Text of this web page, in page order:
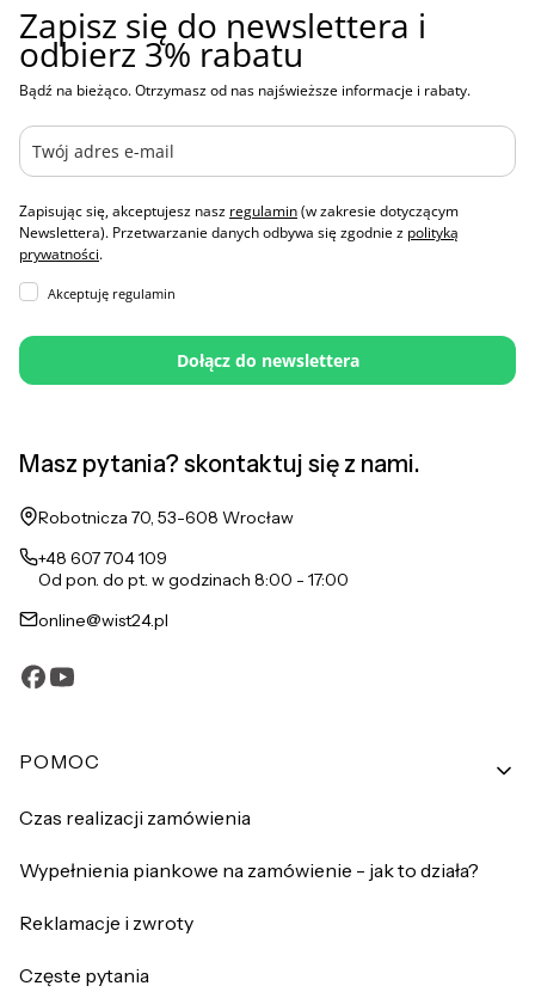
Zapisz się do newslettera i
odbierz 3% rabatu
Bądź na bieżąco. Otrzymasz od nas najświeższe informacje i rabaty.
Zapisując się, akceptujesz nasz regulamin(w zakresie dotyczącym
Newslettera). Przetwarzanie danych odbywa się zgodnie z polityką
prywatności.
Akceptuję regulamin
Dołącz do newslettera
Masz pytania? skontaktuj się z nami.
Adres:
Robotnicza 70, 53-608 Wrocław
+48 607 704 109
Od pon. do pt. w godzinach 8:00 - 17:00
online@wist24.pl
Linki w stopce
POMOC
Czas realizacji zamówienia
Wypełnienia piankowe na zamówienie - jak to działa?
Reklamacje i zwroty
Częste pytania